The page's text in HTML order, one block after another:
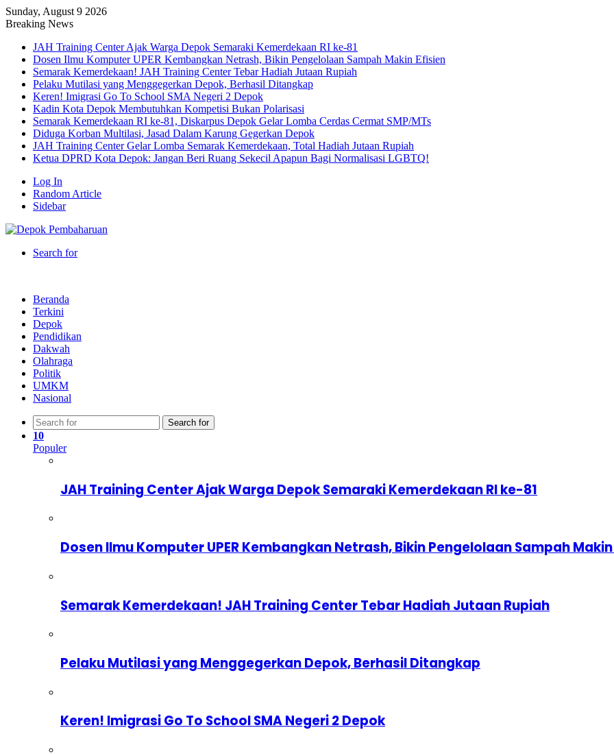
Sunday, August 9 2026
Breaking News
JAH Training Center Ajak Warga Depok Semaraki Kemerdekaan RI ke-81
Dosen Ilmu Komputer UPER Kembangkan Netrash, Bikin Pengelolaan Sampah Makin Efisien
Semarak Kemerdekaan! JAH Training Center Tebar Hadiah Jutaan Rupiah
Pelaku Mutilasi yang Menggegerkan Depok, Berhasil Ditangkap
Keren! Imigrasi Go To School SMA Negeri 2 Depok
Kadin Kota Depok Membutuhkan Kompetisi Bukan Polarisasi
Semarak Kemerdekaan RI ke-81, Diskarpus Depok Gelar Lomba Cerdas Cermat SMP/MTs
Diduga Korban Multilasi, Jasad Dalam Karung Gegerkan Depok
JAH Training Center Gelar Lomba Semarak Kemerdekaan, Total Hadiah Jutaan Rupiah
Ketua DPRD Kota Depok: Jangan Beri Ruang Sekecil Apapun Bagi Normalisasi LGBTQ!
Log In
Random Article
Sidebar
Search for
Beranda
Terkini
Depok
Pendidikan
Dakwah
Olahraga
Politik
UMKM
Nasional
Search for
10
Populer
JAH Training Center Ajak Warga Depok Semaraki Kemerdekaan RI ke-81
Dosen Ilmu Komputer UPER Kembangkan Netrash, Bikin Pengelolaan Sampah
Semarak Kemerdekaan! JAH Training Center Tebar Hadiah Jutaan Rupiah
Pelaku Mutilasi yang Menggegerkan Depok, Berhasil Ditangkap
Keren! Imigrasi Go To School SMA Negeri 2 Depok